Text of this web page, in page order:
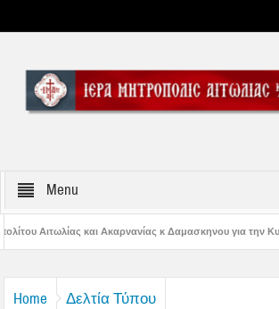
Menu
κ Δαμασκηνου για την Κυριακή 9 Αυγούστου 2026
Home Δελτία Τύπου